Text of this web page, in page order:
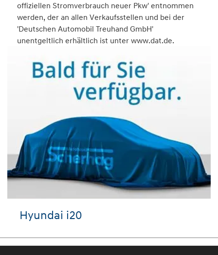
offiziellen Stromverbrauch neuer Pkw' entnommen
werden, der an allen Verkaufsstellen und bei der
'Deutschen Automobil Treuhand GmbH'
unentgeltlich erhältlich ist unter www.dat.de.
Hyundai i20